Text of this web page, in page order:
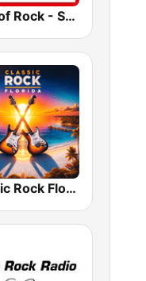
Best of Rock - Soft Rock.FM
Classic Rock Florida